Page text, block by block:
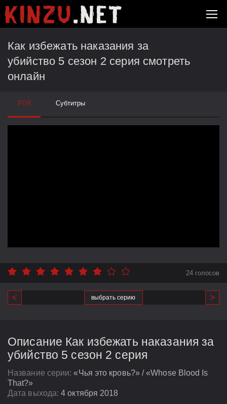
Как избежать наказания за
убийство 5 сезон 2 серия смотреть
онлайн
FOX Субтитры
24 голосов
выбрать серию
Описание Как избежать наказания за
убийство 5 сезон 2 серия
Название серии:«Чья это кровь?» / «Whose Blood Is
That?»
Дата выхода:4 октября 2018